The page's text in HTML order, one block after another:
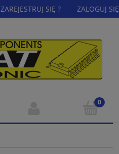
ZAREJESTRUJ SIĘ ? ZALOGUJ SIĘ